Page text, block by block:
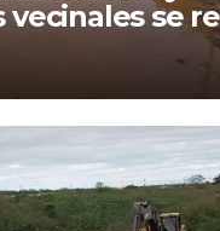
vecinales se
de